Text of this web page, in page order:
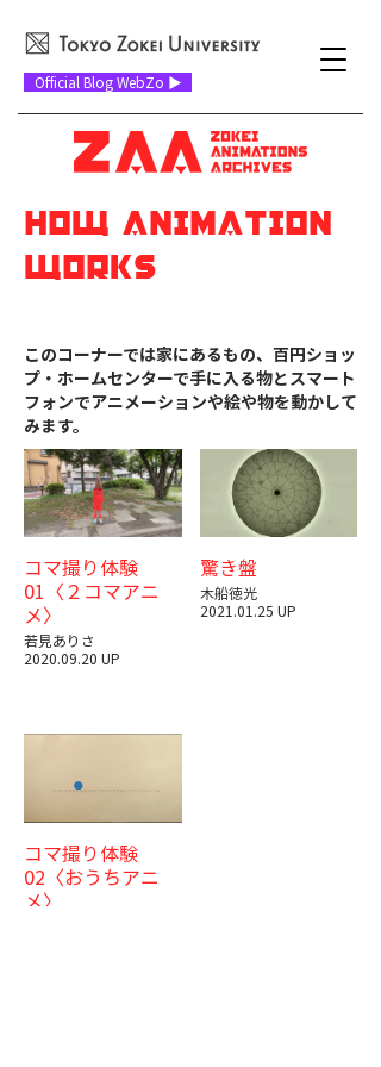
Official Blog WebZo ▶
​HOW ANIMATION
WORKS
このコーナーでは家にあるもの、百円ショッ
プ・ホームセンターで手に入る物とスマート
フォンでアニメーションや絵や物を動かして
みます。
コマ撮り体験
01〈２コマアニ
メ〉
若見ありさ
2020.09.20 UP
驚き盤
木船徳光
2021.01.25 UP
コマ撮り体験
02〈おうちアニ
メ〉